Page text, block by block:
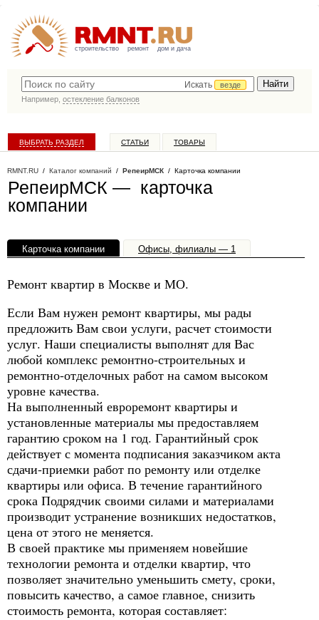
строительство ремонт дом и дача
Искать
везде
Например, остекление балконов
ВЫБРАТЬ РАЗДЕЛ СТАТЬИ ТОВАРЫ
RMNT.RU / Каталог компаний / РепеирМСК / Карточка компании
РепеирМСК — карточка
компании
Карточка компании Офисы, филиалы — 1
Ремонт квартир в Москве и МО.
Если Вам нужен ремонт квартиры, мы рады
предложить Вам свои услуги, расчет стоимости
услуг. Наши специалисты выполнят для Вас
любой комплекс ремонтно-строительных и
ремонтно-отделочных работ на самом высоком
уровне качества.
На выполненный евроремонт квартиры и
установленные материалы мы предоставляем
гарантию сроком на 1 год. Гарантийный срок
действует с момента подписания заказчиком акта
сдачи-приемки работ по ремонту или отделке
квартиры или офиса. В течение гарантийного
срока Подрядчик своими силами и материалами
производит устранение возникших недостатков,
цена от этого не меняется.
В своей практике мы применяем новейшие
технологии ремонта и отделки квартир, что
позволяет значительно уменьшить смету, сроки,
повысить качество, а самое главное, снизить
стоимость ремонта, которая составляет: